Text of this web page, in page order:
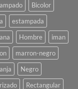
Bicolor
estampada
Hombre
iman
marron-negro
Negro
Rectangular